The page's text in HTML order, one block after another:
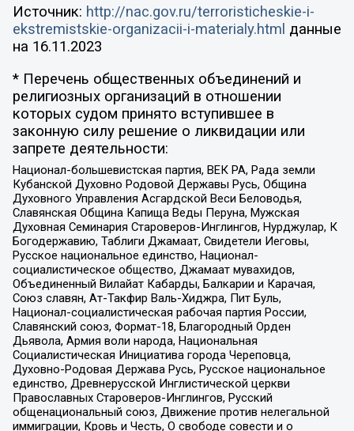
Источник: http://nac.gov.ru/terroristicheskie-i-
ekstremistskie-organizacii-i-materialy.html данные
на 16.11.2023
* Перечень общественных объединений и
религиозных организаций в отношении
которых судом принято вступившее в
законную силу решение о ликвидации или
запрете деятельности:
Национал-большевистская партия, ВЕК РА, Рада земли
Кубанской Духовно Родовой Державы Русь, Община
Духовного Управления Асгардской Веси Беловодья,
Славянская Община Капища Веды Перуна, Мужская
Духовная Семинария Староверов-Инглингов, Нурджулар, К
Богодержавию, Таблиги Джамаат, Свидетели Иеговы,
Русское национальное единство, Национал-
социалистическое общество, Джамаат мувахидов,
Объединенный Вилайат Кабарды, Балкарии и Карачая,
Союз славян, Ат-Такфир Валь-Хиджра, Пит Буль,
Национал-социалистическая рабочая партия России,
Славянский союз, Формат-18, Благородный Орден
Дьявола, Армия воли народа, Национальная
Социалистическая Инициатива города Череповца,
Духовно-Родовая Держава Русь, Русское национальное
единство, Древнерусской Инглистической церкви
Православных Староверов-Инглингов, Русский
общенациональный союз, Движение против нелегальной
иммиграции, Кровь и Честь, О свободе совести и о